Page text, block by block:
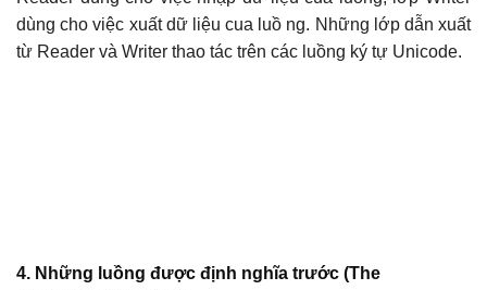
dùng cho việc xuất dữ liệu cua luồ ng. Những lớp dẫn xuất
từ Reader và Writer thao tác trên các luồng ký tự Unicode.
4. Những luồng được định nghĩa trước (The